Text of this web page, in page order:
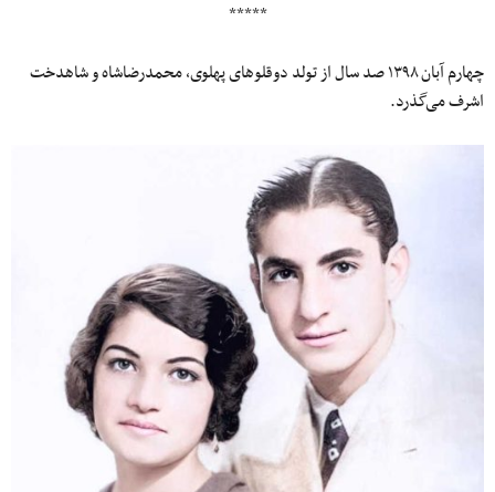
*****
چهارم آبان ۱۳۹۸ صد سال از تولد دوقلوهای پهلوی، محمدرضاشاه و شاهدخت
اشرف می‌گذرد.